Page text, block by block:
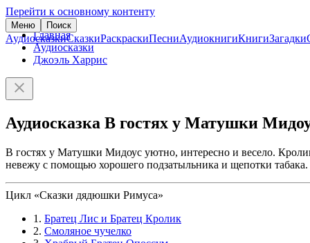
Перейти к основному контенту
Меню Поиск
АудиосказкиСказкиРаскраскиПесниАудиокнигиКнигиЗагадки
Главная
Аудиосказки
Джоэль Харрис
Аудиосказка В гостях у Матушки
В гостях у Матушки Мидоус уютно, интересно и весело.
невежу с помощью хорошего подзатыльника и щепотки табака.
Цикл «Сказки дядюшки Римуса»
1. Братец Лис и Братец Кролик
2. Смоляное чучелко